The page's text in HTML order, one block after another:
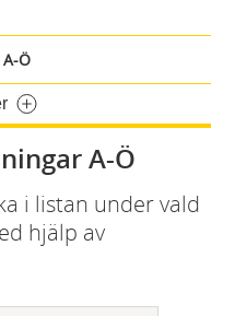
Ö
A-Ö
i listan under vald
hjälp av